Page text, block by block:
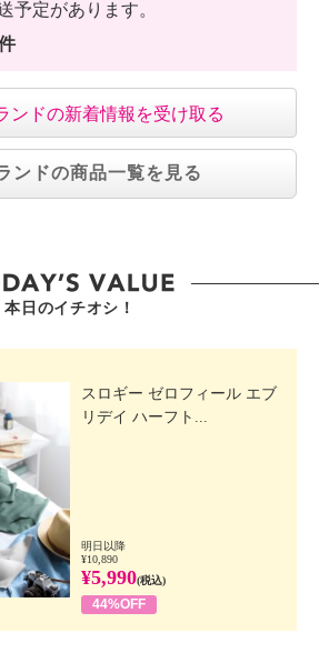
予定があります。
ンドの新着情報を受け取る
ンドの商品一覧を見る
本日のイチオシ！
スロギー ゼロフィール エブ
リデイ ハーフト...
明日以降
¥10,890
¥5,990(税込)
44%OFF